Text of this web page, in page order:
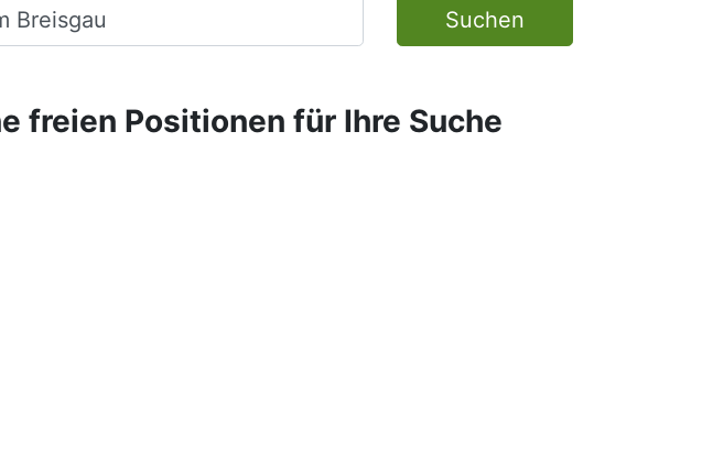
Suchen
freien Positionen für Ihre Suche